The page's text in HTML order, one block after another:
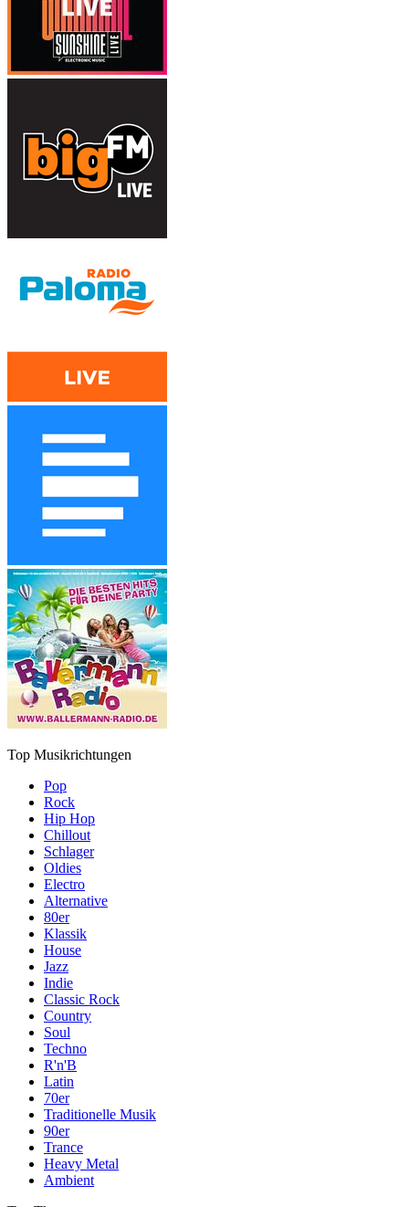
Top Musikrichtungen
Pop
Rock
Hip Hop
Chillout
Schlager
Oldies
Electro
Alternative
80er
Klassik
House
Jazz
Indie
Classic Rock
Country
Soul
Techno
R'n'B
Latin
70er
Traditionelle Musik
90er
Trance
Heavy Metal
Ambient